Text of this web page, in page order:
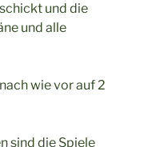
und die
und alle
wie vor auf 2
sind die Spiele